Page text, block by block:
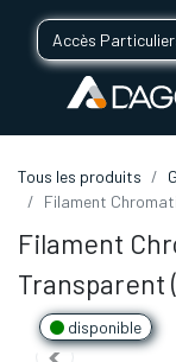
Accès
Tous les produits
Filament
Filament
Transparent
disponible